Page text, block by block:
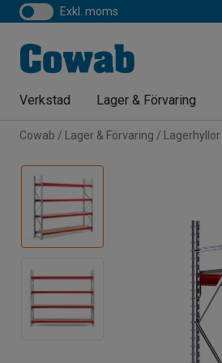
exkl. moms
Verkstad Lager & Förvaring
Cowab Lager & Förvaring Lagerhyllor